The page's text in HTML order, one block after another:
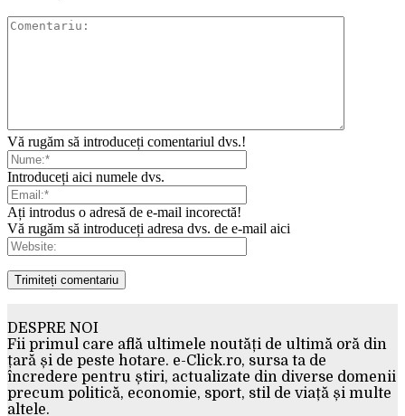
Vă rugăm să introduceți comentariul dvs.!
Introduceți aici numele dvs.
Ați introdus o adresă de e-mail incorectă!
Vă rugăm să introduceți adresa dvs. de e-mail aici
DESPRE NOI
Fii primul care află ultimele noutăți de ultimă oră din
țară și de peste hotare. e-Click.ro, sursa ta de
încredere pentru știri, actualizate din diverse domenii
precum politică, economie, sport, stil de viață și multe
altele.